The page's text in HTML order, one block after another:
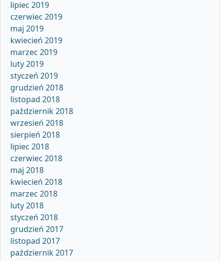
lipiec 2019
czerwiec 2019
maj 2019
kwiecień 2019
marzec 2019
luty 2019
styczeń 2019
grudzień 2018
listopad 2018
październik 2018
wrzesień 2018
sierpień 2018
lipiec 2018
czerwiec 2018
maj 2018
kwiecień 2018
marzec 2018
luty 2018
styczeń 2018
grudzień 2017
listopad 2017
październik 2017